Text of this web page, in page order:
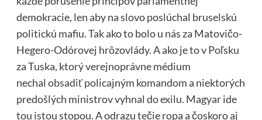
demokracie, len aby na slovo poslúchal bruselskú
politickú mafiu. Tak ako to bolo u nás za Matovičo-
Hegero-Odórovej hrôzovlády. A ako je to v Poľsku
za Tuska, ktorý verejnoprávne médium
nechal obsadiťpolicajným komandom a niektorých
predošlých ministrov vyhnal do exilu. Magyar ide
tou istou stopou. A odrazu tečie ropa a čoskoro aj